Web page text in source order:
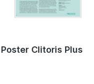
Poster Clitoris Plus